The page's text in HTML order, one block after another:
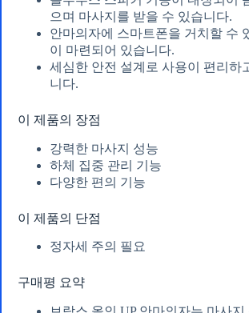
으며 마사지를 받을 수 있습니다.
안마의자에 스마트폰을 거치할 수
이 마련되어 있습니다.
세심한 안전 설계로 사용이 편리하
니다.
이 제품의 장점
강력한 마사지 성능
하체 집중 관리 기능
다양한 편의 기능
이 제품의 단점
정자세 주의 필요
구매평 요약